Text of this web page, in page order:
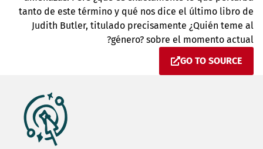
tanto de este término y qué nos dice el último libro de
Judith Butler, titulado precisamente ¿Quién teme al
género? sobre el momento actual?
GO TO SOURCE